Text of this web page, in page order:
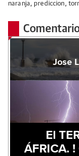
naranja, prediccion,
Jose
El
ÁFRICA. !